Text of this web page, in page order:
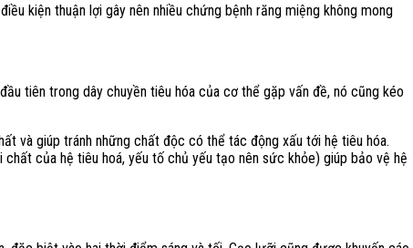
kiện thuận lợi gây nên nhiều chứng bệnh răng miệng không mong
tiên trong dây chuyền tiêu hóa của cơ thể gặp vấn đề, nó cũng kéo
và giúp tránh những chất độc có thể tác động xấu tới hệ tiêu hóa.
của hệ tiêu hoá, yếu tố chủ yếu tạo nên sức khỏe) giúp bảo vệ hệ